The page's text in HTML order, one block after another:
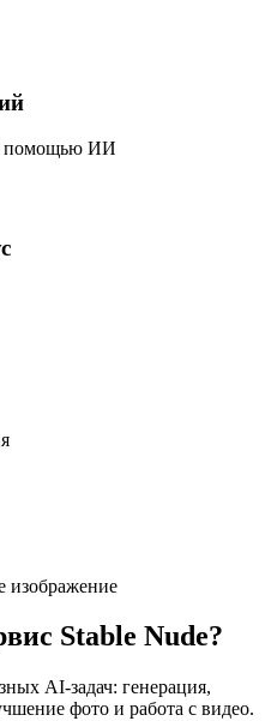
помощью ИИ
изображение
Stable Nude?
AI-задач: генерация,
фото и работа с видео.